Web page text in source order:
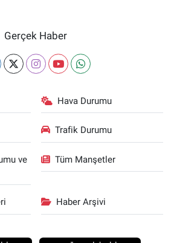
Gerçek Haber
Hava Durumu
Trafik Durumu
ve
Tüm Manşetler
Haber Arşivi